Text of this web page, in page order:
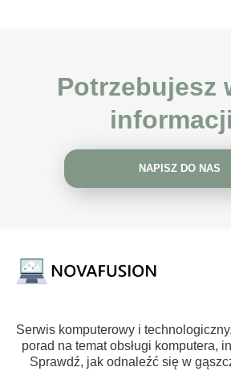
Potrzebujesz
NAPISZ DO NAS
Serwis komputerowy i
porad na temat obsługi komputera,
Sprawdź, jak odnaleźć się w